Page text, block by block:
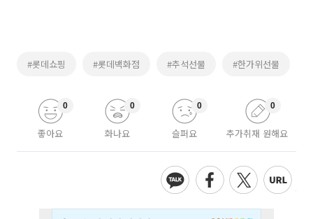
#롯데쇼핑 #롯데백화점 #추석선물 #한가위선물
좋아요
0
화나요
0
슬퍼요
0
추가취재 원해요
0